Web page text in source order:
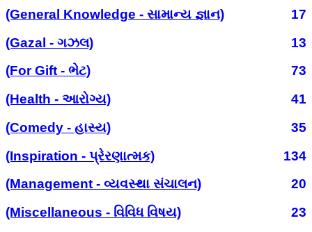
(General Knowledge - સામાન્ય જ્ઞાન)
17
(Gazal - ગઝલ)
13
(For Gift - ભેટ)
73
(Health - આરોગ્ય)
41
(Comedy - હાસ્ય)
35
(Inspiration - પ્રેરણાત્મક)
134
(Management - વ્યવસ્થા સંચાલન)
20
(Miscellaneous - વિવિધ વિષય)
23